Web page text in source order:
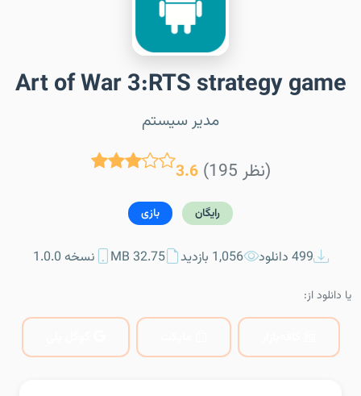
Art of War 3:RTS strategy game
مدیر سیستم
3.6 (195 نظر)
رایگان بازی
499 دانلود 1,056 بازدید 32.75 MB نسخه 1.0.0
یا دانلود از: